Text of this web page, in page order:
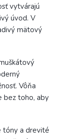
vytvárajú
úvod. V
mätový
Vôňa
bez toho, aby
tóny a drevité